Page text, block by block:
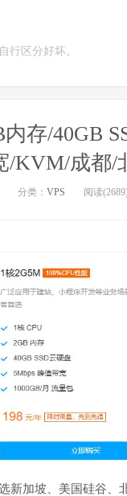
行区分好坏。
存/40GB
/KVM/成都/
分类： VPS 阅读
新加坡、美国硅谷